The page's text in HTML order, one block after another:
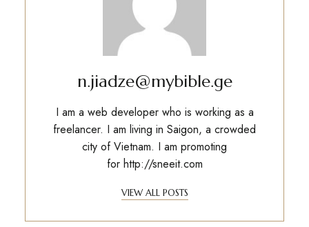
n.jiadze@mybible.ge
I am a web developer who is working as a
freelancer. I am living in Saigon, a crowded
city of Vietnam. I am promoting
for http://sneeit.com
VIEW ALL POSTS